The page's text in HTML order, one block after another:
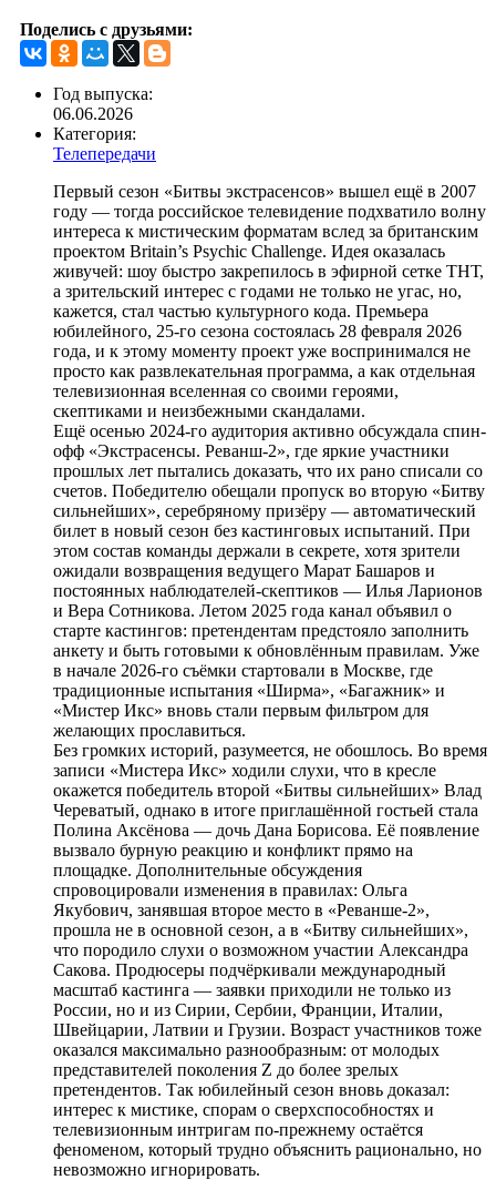
Поделись с друзьями:
Год выпуска:
06.06.2026
Категория:
Телепередачи
Первый сезон «Битвы экстрасенсов» вышел ещё в 2007
году — тогда российское телевидение подхватило волну
интереса к мистическим форматам вслед за британским
проектом Britain’s Psychic Challenge. Идея оказалась
живучей: шоу быстро закрепилось в эфирной сетке ТНТ,
а зрительский интерес с годами не только не угас, но,
кажется, стал частью культурного кода. Премьера
юбилейного, 25-го сезона состоялась 28 февраля 2026
года, и к этому моменту проект уже воспринимался не
просто как развлекательная программа, а как отдельная
телевизионная вселенная со своими героями,
скептиками и неизбежными скандалами.
Ещё осенью 2024-го аудитория активно обсуждала спин-
офф «Экстрасенсы. Реванш-2», где яркие участники
прошлых лет пытались доказать, что их рано списали со
счетов. Победителю обещали пропуск во вторую «Битву
сильнейших», серебряному призёру — автоматический
билет в новый сезон без кастинговых испытаний. При
этом состав команды держали в секрете, хотя зрители
ожидали возвращения ведущего Марат Башаров и
постоянных наблюдателей-скептиков — Илья Ларионов
и Вера Сотникова. Летом 2025 года канал объявил о
старте кастингов: претендентам предстояло заполнить
анкету и быть готовыми к обновлённым правилам. Уже
в начале 2026-го съёмки стартовали в Москве, где
традиционные испытания «Ширма», «Багажник» и
«Мистер Икс» вновь стали первым фильтром для
желающих прославиться.
Без громких историй, разумеется, не обошлось. Во время
записи «Мистера Икс» ходили слухи, что в кресле
окажется победитель второй «Битвы сильнейших» Влад
Череватый, однако в итоге приглашённой гостьей стала
Полина Аксёнова — дочь Дана Борисова. Её появление
вызвало бурную реакцию и конфликт прямо на
площадке. Дополнительные обсуждения
спровоцировали изменения в правилах: Ольга
Якубович, занявшая второе место в «Реванше-2»,
прошла не в основной сезон, а в «Битву сильнейших»,
что породило слухи о возможном участии Александра
Сакова. Продюсеры подчёркивали международный
масштаб кастинга — заявки приходили не только из
России, но и из Сирии, Сербии, Франции, Италии,
Швейцарии, Латвии и Грузии. Возраст участников тоже
оказался максимально разнообразным: от молодых
представителей поколения Z до более зрелых
претендентов. Так юбилейный сезон вновь доказал:
интерес к мистике, спорам о сверхспособностях и
телевизионным интригам по-прежнему остаётся
феноменом, который трудно объяснить рационально, но
невозможно игнорировать.